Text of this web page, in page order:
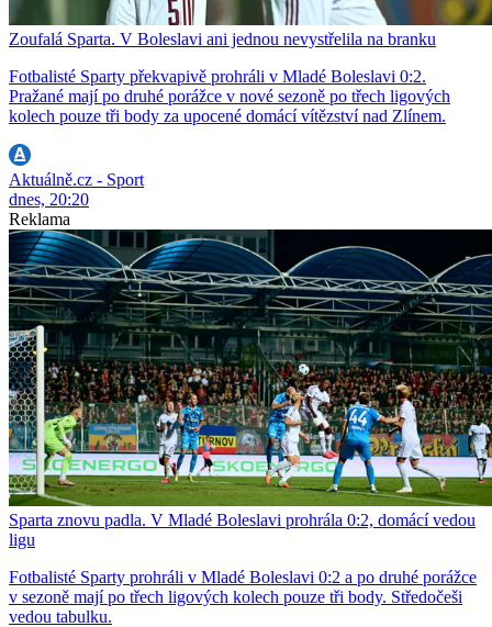
Zoufalá Sparta. V Boleslavi ani jednou nevystřelila na branku
Fotbalisté Sparty překvapivě prohráli v Mladé Boleslavi 0:2.
Pražané mají po druhé porážce v nové sezoně po třech ligových
kolech pouze tři body za upocené domácí vítězství nad Zlínem.
Aktuálně.cz - Sport
dnes, 20:20
Reklama
Sparta znovu padla. V Mladé Boleslavi prohrála 0:2, domácí vedou
ligu
Fotbalisté Sparty prohráli v Mladé Boleslavi 0:2 a po druhé porážce
v sezoně mají po třech ligových kolech pouze tři body. Středočeši
vedou tabulku.